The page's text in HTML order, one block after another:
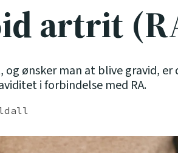
artrit
ønsker man at blive gravid,
i forbindelse med RA.